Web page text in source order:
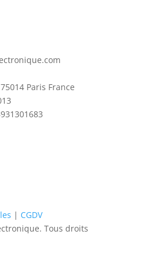
Paris France
| CGDV
Tous droits